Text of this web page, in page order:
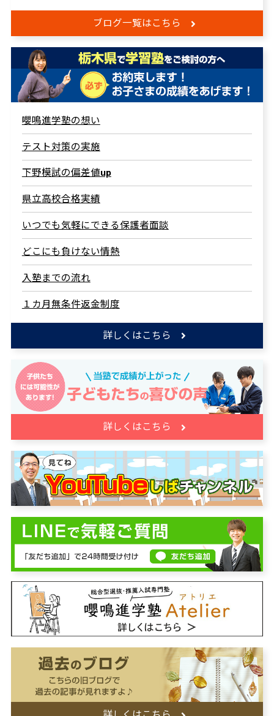
ブログ一覧はこちら
嚶鳴進学塾の想い
テスト対策の実施
下野模試の偏差値up
県立高校合格実績
いつでも気軽にできる保護者面談
どこにも負けない情熱
入塾までの流れ
１カ月無条件返金制度
詳しくはこちら
詳しくはこちら